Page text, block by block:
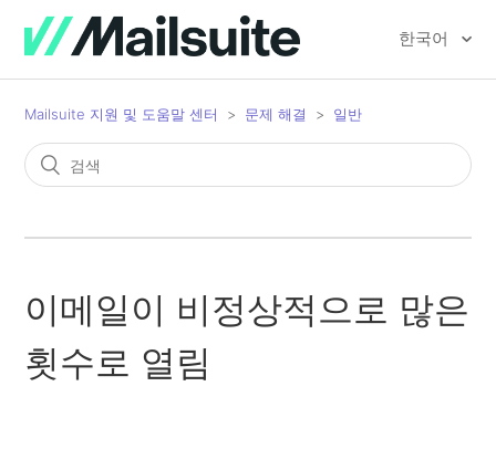
한국어
Mailsuite 지원 및 도움말 센터 문제 해결 일반
이메일이 비정상적으로 많은
횟수로 열림